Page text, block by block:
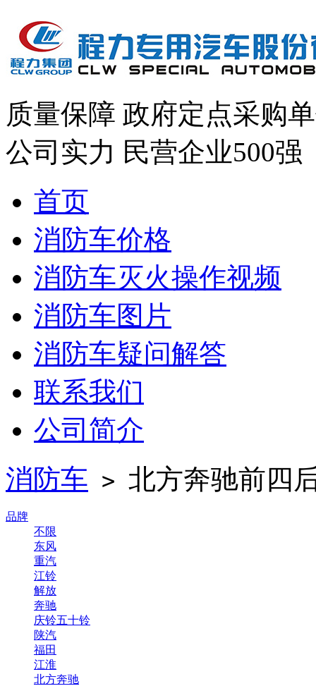
质量保障 政府定点采购
公司实力 民营企业500强
首页
消防车价格
消防车灭火操作视频
消防车图片
消防车疑问解答
联系我们
公司简介
消防车 > 北方奔驰前四
品牌
不限
东风
重汽
江铃
解放
奔驰
庆铃五十铃
陕汽
福田
江淮
北方奔驰